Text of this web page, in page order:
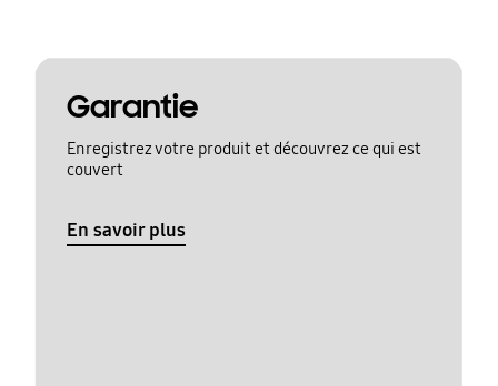
Garantie
Enregistrez votre produit et découvrez ce qui est
couvert
En savoir plus